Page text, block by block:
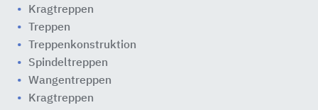
Kragtreppen
Treppen
Treppenkonstruktion
Spindeltreppen
Wangentreppen
Kragtreppen